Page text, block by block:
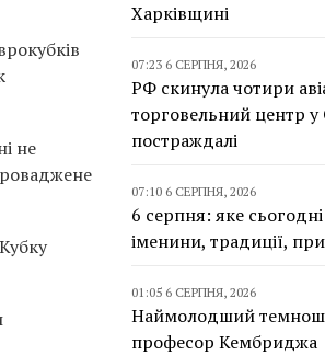
не
Харківщині
07:23 6 СЕРПНЯ, 2026
РФ скинула чотири
торговельний центр у
постраждалі
07:10 6 СЕРПНЯ, 2026
6 серпня: яке
іменини, традиції,
01:05 6 СЕРПНЯ, 2026
Наймолодший
професор Кембриджа